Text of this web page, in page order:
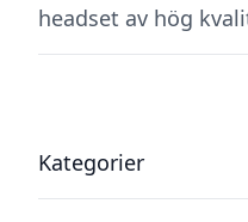
headset av hög
Filter
Kategorier